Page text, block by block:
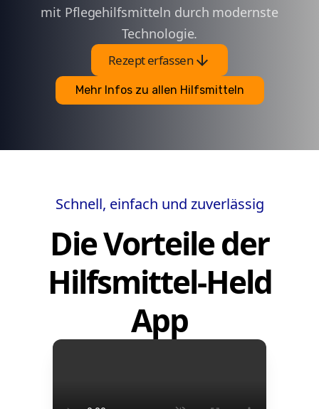
mit Pflegehilfsmitteln durch modernste
Technologie.
Rezept erfassenarrow_downward
Mehr Infos zu allen Hilfsmitteln
Schnell, einfach und zuverlässig
Die Vorteile der
Hilfsmittel-Held
App